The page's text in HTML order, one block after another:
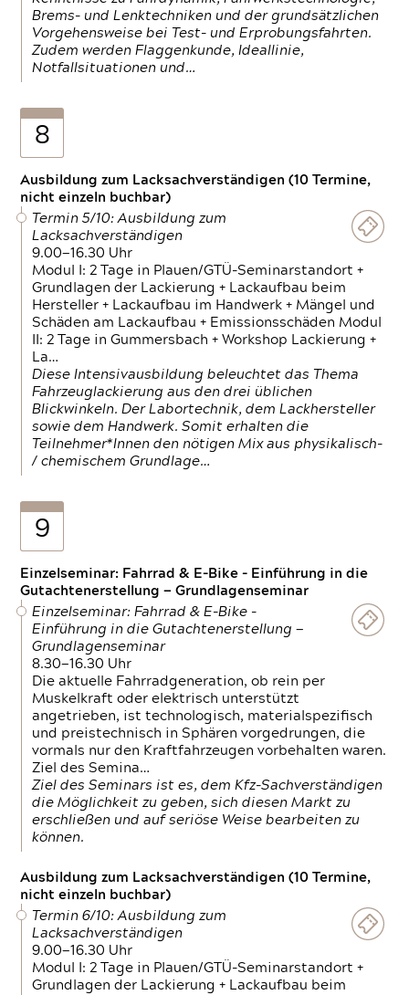
Brems- und Lenktechniken und der grundsätzlichen
Vorgehensweise bei Test- und Erprobungsfahrten.
Zudem werden Flaggenkunde, Ideallinie,
Notfallsituationen und…
8
Ausbildung zum Lacksachverständigen (10 Termine,
nicht einzeln buchbar)
Termin 5/10: Ausbildung zum
Lacksachverständigen
9.00—16.30 Uhr
Modul I: 2 Tage in Plauen/GTÜ-Seminarstandort +
Grundlagen der Lackierung + Lackaufbau beim
Hersteller + Lackaufbau im Handwerk + Mängel und
Schäden am Lackaufbau + Emissionsschäden Modul
II: 2 Tage in Gummersbach + Workshop Lackierung +
La…
Diese Intensivausbildung beleuchtet das Thema
Fahrzeuglackierung aus den drei üblichen
Blickwinkeln. Der Labortechnik, dem Lackhersteller
sowie dem Handwerk. Somit erhalten die
Teilnehmer*Innen den nötigen Mix aus physikalisch-
/ chemischem Grundlage…
9
Einzelseminar: Fahrrad & E-Bike - Einführung in die
Gutachtenerstellung — Grundlagenseminar
Einzelseminar: Fahrrad & E-Bike -
Einführung in die Gutachtenerstellung —
Grundlagenseminar
8.30—16.30 Uhr
Die aktuelle Fahrradgeneration, ob rein per
Muskelkraft oder elektrisch unterstützt
angetrieben, ist technologisch, materialspezifisch
und preistechnisch in Sphären vorgedrungen, die
vormals nur den Kraftfahrzeugen vorbehalten waren.
Ziel des Semina…
Ziel des Seminars ist es, dem Kfz-Sachverständigen
die Möglichkeit zu geben, sich diesen Markt zu
erschließen und auf seriöse Weise bearbeiten zu
können.
Ausbildung zum Lacksachverständigen (10 Termine,
nicht einzeln buchbar)
Termin 6/10: Ausbildung zum
Lacksachverständigen
9.00—16.30 Uhr
Modul I: 2 Tage in Plauen/GTÜ-Seminarstandort +
Grundlagen der Lackierung + Lackaufbau beim